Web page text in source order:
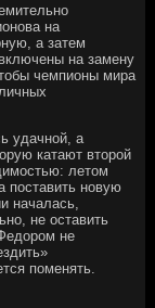
на
а затем
на замену
чемпионы мира
удачной, а
катают второй
летом
поставить новую
началась,
не оставить
не
поменять.